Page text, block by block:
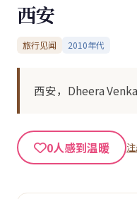
西安
旅行见闻 2010年代
西安，Dheera
0人感到温暖